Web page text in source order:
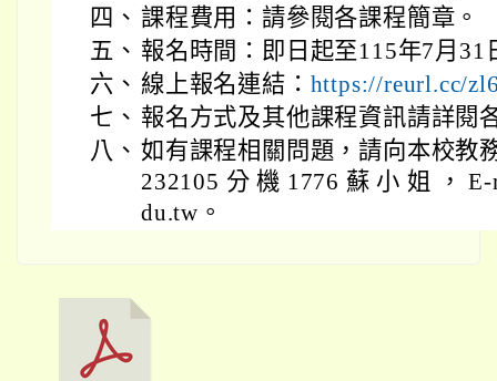
四、 課程費用：請參閱各課程簡章。
五、 報名時間：即日起至115年7月
六、 線上報名連結： https://reurl.cc/
七、 報名方式及其他課程資訊請詳閱
八、 如有課程相關問題，請向本校教
232105 分 機 1776 蘇 小 姐 ，
du.tw。